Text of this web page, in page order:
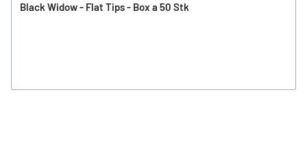
Black Widow - Flat Tips - Box a 50 Stk